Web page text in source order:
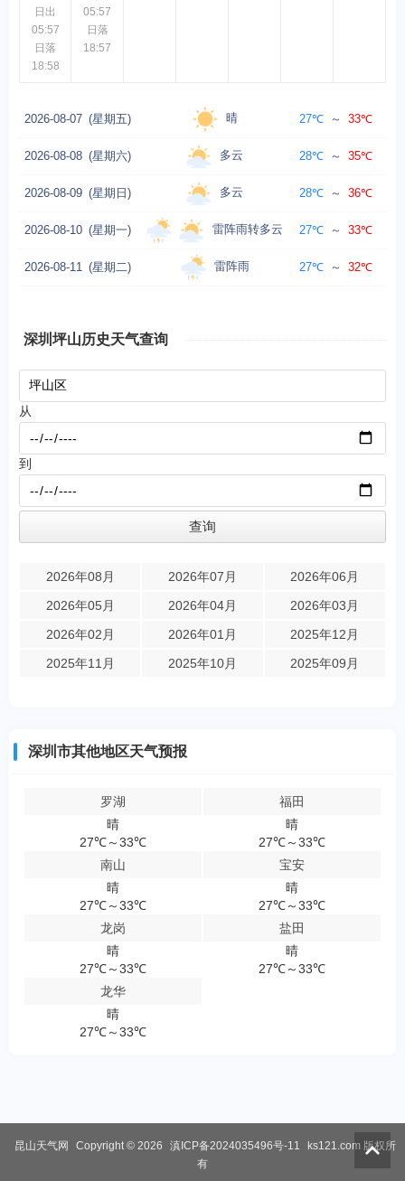
日出
05:57
日落
18:58
05:57
日落
18:57
2026-08-07 (星期五) 晴 27℃ ～ 33℃
2026-08-08 (星期六) 多云 28℃ ～ 35℃
2026-08-09 (星期日) 多云 28℃ ～ 36℃
2026-08-10 (星期一) 雷阵雨转多云 27℃ ～ 33℃
2026-08-11 (星期二) 雷阵雨 27℃ ～ 32℃
深圳坪山历史天气查询
从
到
2026年08月 2026年07月
2026年06月
2026年05月
2026年04月
2026年03月
2026年02月
2026年01月
2025年12月
2025年11月
2025年10月 2025年09月
深圳市其他地区天气预报
罗湖
晴
27℃～33℃
福田
晴
27℃～33℃
南山
晴
27℃～33℃
宝安
晴
27℃～33℃
龙岗
晴
27℃～33℃
盐田
晴
27℃～33℃
龙华
晴
27℃～33℃
昆山天气网 Copyright © 2026 滇ICP备2024035496号-11 ks121.com 版权所
有